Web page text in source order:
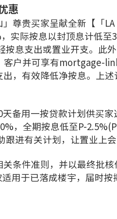
惠
尊贵买家呈献全新【「LA
实际按息以封顶息计低至
息支出或置业开支。此
客户并可享有mortgage-
，有效降低净按息。上述
备用一按贷款计划供买
，全期按息低至P-2.5%(P
进有关计划，让置业上会
条件准则，并以最终批核
用于已落成楼宇，届时按